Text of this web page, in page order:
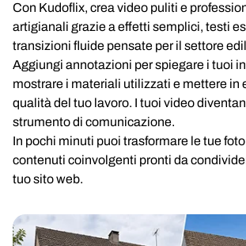
Con Kudoflix, crea video puliti e
artigianali grazie a effetti semplici, testi
transizioni fluide pensate per il settore
Aggiungi annotazioni per spiegare i tuoi
mostrare i materiali utilizzati e mettere in
qualità del tuo lavoro. I tuoi video
strumento di comunicazione.
In pochi minuti puoi trasformare le tue
contenuti coinvolgenti pronti da
tuo sito web.